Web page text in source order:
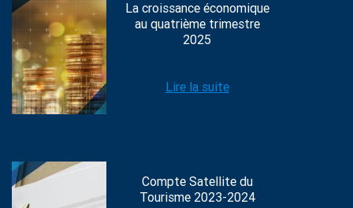
La croissance économique
au quatrième trimestre
2025
Lire la suite
Compte Satellite du
Tourisme 2023-2024